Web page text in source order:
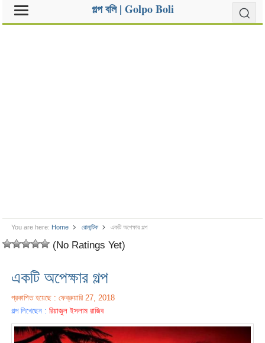
গল্প বলি | Golpo Boli
You are here: Home রোমান্টিক একটি অপেক্ষার গল্প
(No Ratings Yet)
একটি অপেক্ষার গল্প
প্রকাশিত হয়েছে : ফেব্রুয়ারি 27, 2018
গল্প লিখেছেন :রিয়াজুল ইসলাম রাজিব